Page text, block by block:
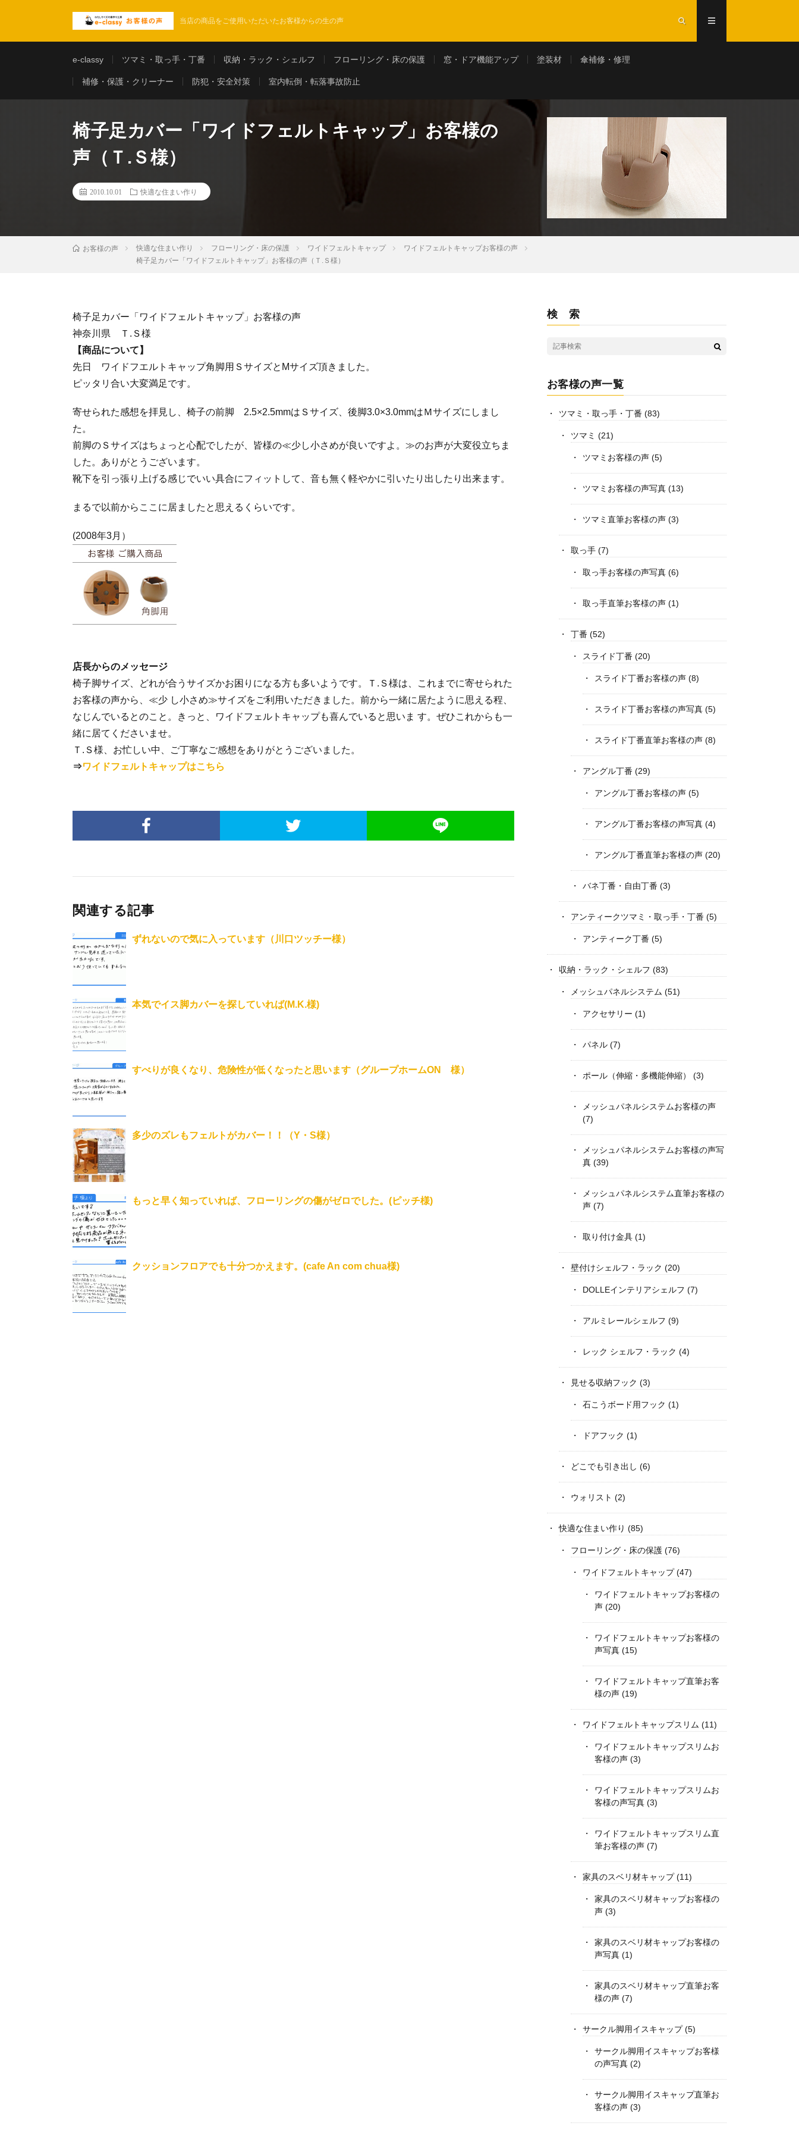
当店の商品をご使用いただいたお客様からの生の声
e-classy ツマミ・取っ手・丁番 収納・ラック・シェルフ フローリング・床の保護 窓・ドア機能アップ 塗装材 傘補修・修理
補修・保護・クリーナー 防犯・安全対策 室内転倒・転落事故防止
椅子足カバー「ワイドフェルトキャップ」お客様の
声（Ｔ.Ｓ様）
2010.10.01 快適な住まい作り
お客様の声 快適な住まい作り フローリング・床の保護 ワイドフェルトキャップ
ワイドフェルトキャップお客様の声
椅子足カバー「ワイドフェルトキャップ」お客様の声（Ｔ.Ｓ様）
椅子足カバー「ワイドフェルトキャップ」お客様の声
神奈川県 Ｔ.Ｓ様
【商品について】
先日 ワイドフエルトキャップ角脚用ＳサイズとМサイズ頂きました。
ピッタリ合い大変満足です。
寄せられた感想を拝見し、椅子の前脚 2.5×2.5mmはＳサイズ、後脚3.0×3.0mmはＭサイズにしまし
た。
前脚のＳサイズはちょっと心配でしたが、皆様の≪少し小さめが良いですよ。≫のお声が大変役立ちま
した。ありがとうございます。
靴下を引っ張り上げる感じでいい具合にフィットして、音も無く軽やかに引いたり出したり出来ます。
まるで以前からここに居ましたと思えるくらいです。
(2008年3月）
店長からのメッセージ
椅子脚サイズ、どれが合うサイズかお困りになる方も多いようです。Ｔ.Ｓ様は、これまでに寄せられた
お客様の声から、≪少 し小さめ≫サイズをご利用いただきました。前から一緒に居たように思える程、
なじんでいるとのこと。きっと、ワイドフェルトキャップも喜んでいると思いま す。ぜひこれからも一
緒に居てくださいませ。
Ｔ.Ｓ様、お忙しい中、ご丁寧なご感想をありがとうございました。
⇒ワイドフェルトキャップはこちら
関連する記事
ずれないので気に入っています（川口ツッチー様）
本気でイス脚カバーを探していれば(M.K.様)
すべりが良くなり、危険性が低くなったと思います（グループホームON 様）
多少のズレもフェルトがカバー！！（Y・S様）
もっと早く知っていれば、フローリングの傷がゼロでした。(ピッチ様)
クッションフロアでも十分つかえます。(cafe An com chua様)
検 索
お客様の声一覧
ツマミ・取っ手・丁番 (83)
ツマミ (21)
ツマミお客様の声(5)
ツマミお客様の声写真(13)
ツマミ直筆お客様の声(3)
取っ手(7)
取っ手お客様の声写真(6)
取っ手直筆お客様の声(1)
丁番 (52)
スライド丁番 (20)
スライド丁番お客様の声(8)
スライド丁番お客様の声写真(5)
スライド丁番直筆お客様の声(8)
アングル丁番 (29)
アングル丁番お客様の声(5)
アングル丁番お客様の声写真(4)
アングル丁番直筆お客様の声(20)
バネ丁番・自由丁番 (3)
アンティークツマミ・取っ手・丁番 (5)
アンティーク丁番 (5)
収納・ラック・シェルフ (83)
メッシュパネルシステム (51)
アクセサリー (1)
パネル(7)
ポール（伸縮・多機能伸縮） (3)
メッシュパネルシステムお客様の声
(7)
メッシュパネルシステムお客様の声写
真(39)
メッシュパネルシステム直筆お客様の
声(7)
取り付け金具(1)
壁付けシェルフ・ラック (20)
DOLLEインテリアシェルフ (7)
アルミレールシェルフ (9)
レック シェルフ・ラック (4)
見せる収納フック (3)
石こうボード用フック (1)
ドアフック (1)
どこでも引き出し (6)
ウォリスト (2)
快適な住まい作り (85)
フローリング・床の保護(76)
ワイドフェルトキャップ(47)
ワイドフェルトキャップお客様の
声(20)
ワイドフェルトキャップお客様の
声写真(15)
ワイドフェルトキャップ直筆お客
様の声(19)
ワイドフェルトキャップスリム (11)
ワイドフェルトキャップスリムお
客様の声(3)
ワイドフェルトキャップスリムお
客様の声写真(3)
ワイドフェルトキャップスリム直
筆お客様の声(7)
家具のスベリ材キャップ(11)
家具のスベリ材キャップお客様の
声(3)
家具のスベリ材キャップお客様の
声写真(1)
家具のスベリ材キャップ直筆お客
様の声(7)
サークル脚用イスキャップ(5)
サークル脚用イスキャップお客様
の声写真(2)
サークル脚用イスキャップ直筆お
客様の声(3)